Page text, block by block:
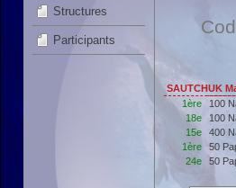
Structures
Participants
SAUTCHUK
1ère
100
18e
100
15e
400
1ère
50
24e
50